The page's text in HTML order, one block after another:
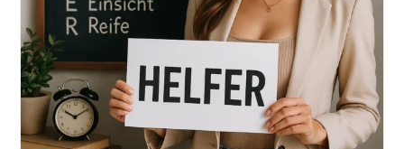
Lockdown
Jeden
Tag
Seite
Gelesen
Hättest…
37
Motivierende
Tipps